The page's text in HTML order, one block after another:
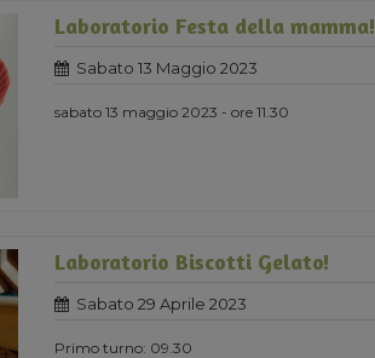
Laboratorio Festa della mamma!
Sabato 13 Maggio 2023
sabato 13 maggio 2023 - ore 11.30
Laboratorio Biscotti Gelato!
Sabato 29 Aprile 2023
Primo turno: 09.30